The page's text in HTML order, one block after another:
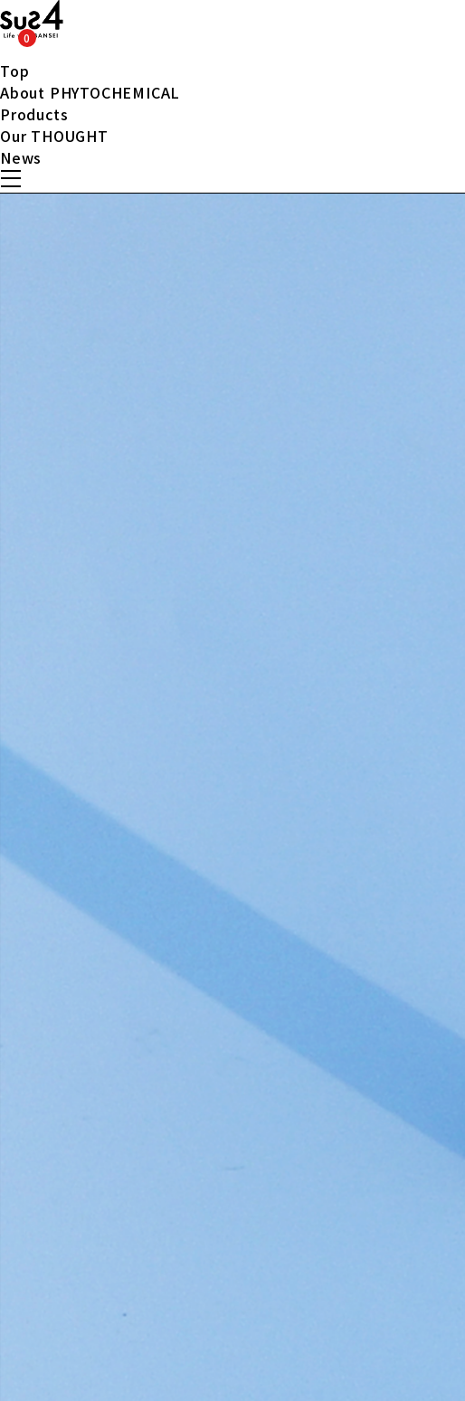
0
Top
About PHYTOCHEMICAL
Products
Our THOUGHT
News